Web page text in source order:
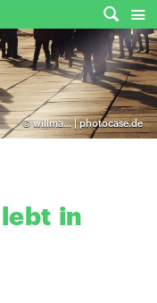
©willma... | photocase.de
lebt in